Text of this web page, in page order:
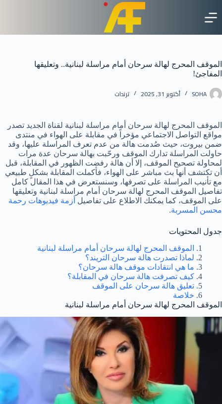
إلى
المحتوى
الموقف المحرج لهالة سرحان أمام مراسلة لبنانية.. وتعليقها
المفاجئ!
SOHA أكتوبر 31, 2025 ترندات
الموقف المحرج لهالة سرحان أمام مراسلة لبنانية لقناة الجديد تصدر
مواقع التواصل الاجتماعي مؤخراً في مقابلة على الهواء في منتدى
ضمن بيروت، حيث صُدمت هالة من عدم تعرف المراسلة عليها، وقد
حاولت المراسلة تدارك الموقف ورحّبت بهالة سرحان عدة مرات
لمحاولة تصحيح الموقف، إلا أن هالة رفضت الظهور في المقابلة، قبل
أن تكتشف أنها بث مباشر على الهواء، فأكملت المقابلة بشكلٍ طبيعي
مع تأنيب المراسلة على تصرفها، وسنستعرض في هذا المقال كامل
تفاصيل الموقف المحرج لهالة سرحان أمام مراسلة لبنانية وتعليقها
على الموقف، كما يمكنك الاطلاع على تفاصيل أزمة فيديوهات رحمة
محسن المسربة.
جدول المحتويات
الموقف المحرج لهالة سرحان أمام مراسلة لبنانية
لماذا تصدرت هالة سرحان التريند؟
ما هي انتقادات موقف هالة سرحان؟
كيف تصرفت هالة سرحان في المقابلة؟
تعليق هالة سرحان على الموقف
خلاصة
الموقف المحرج لهالة سرحان أمام مراسلة لبنانية